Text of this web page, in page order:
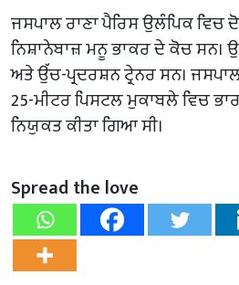
ਜਸਪਾਲ ਰਾਣਾ ਪੈਰਿਸ ਉਲੰਪਿਕ ਵਿਚ
ਨਿਸ਼ਾਨੇਬਾਜ਼ ਮਨੂ ਭਾਕਰ ਦੇ ਕੋਚ ਸਨ।
ਅਤੇ ਉੱਚ-ਪ੍ਰਦਰਸ਼ਨ ਟ੍ਰੇਨਰ ਸਨ।
25-ਮੀਟਰ ਪਿਸਟਲ ਮੁਕਾਬਲੇ ਵਿਚ
ਨਿਯੁਕਤ ਕੀਤਾ ਗਿਆ ਸੀ।
Spread the love